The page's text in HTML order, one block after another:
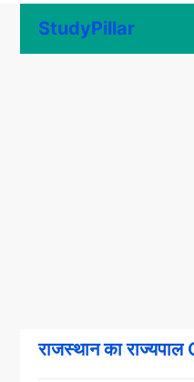
content
StudyPillar
राजस्थान का